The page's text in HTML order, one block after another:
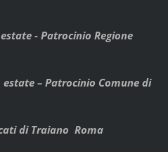
- Patrocinio Regione
– Patrocinio Comune di
di Traiano Roma